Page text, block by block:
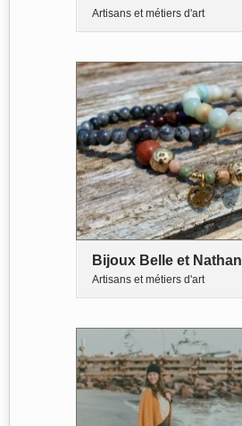
Artisans et métiers d'art
Bijoux Belle et Nathan
Artisans et métiers d'art